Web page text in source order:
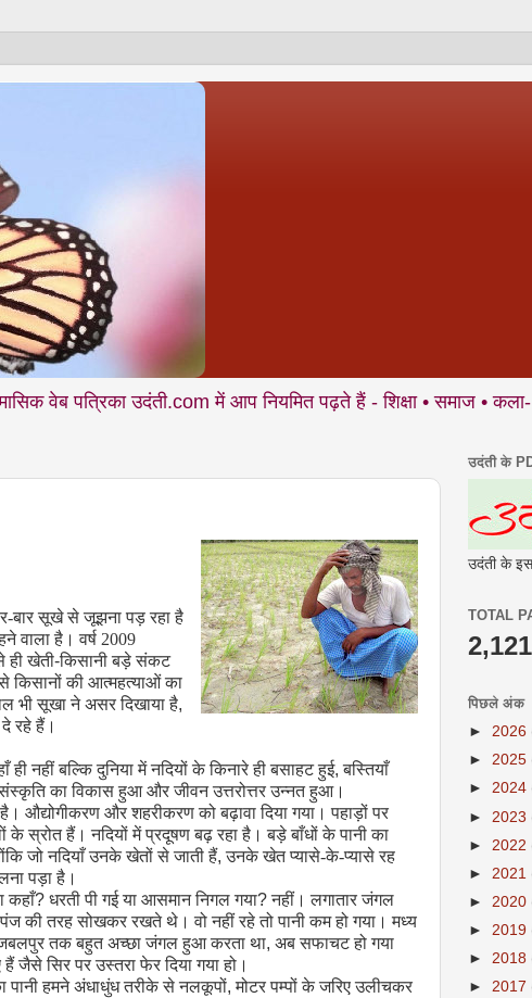
उदंती.com में आप नियमित पढ़ते हैं - शिक्षा • समाज • कला- संस्कृति
बार सूखे से जूझना पड़ रहा है
वाला है। वर्ष 2009
ही खेती-किसानी बड़े संकट
किसानों की आत्महत्याओं का
भी सूखा ने असर दिखाया है,
रहे हैं।
ही नहीं बल्कि दुनिया में नदियों के किनारे ही बसाहट हुई,बस्तियाँ
का विकास हुआ और जीवन उत्तरोत्तर उन्नत हुआ।
है। औद्योगीकरण और शहरीकरण को बढ़ावा दिया गया। पहाड़ों पर
के स्रोत हैं। नदियों में प्रदूषण बढ़ रहा है। बड़े बाँधों के पानी का
जो नदियाँ उनके खेतों से जाती हैं,उनके खेत प्यासे-के-प्यासे रह
पड़ा है।
कहाँ? धरती पी गई या आसमान निगल गया?नहीं। लगातार जंगल
की तरह सोखकर रखते थे। वो नहीं रहे तो पानी कम हो गया। मध्य
तक बहुत अच्छा जंगल हुआ करता था, अब सफाचट हो गया
जैसे सिर पर उस्तरा फेर दिया गया हो।
पानी हमने अंधाधुंध तरीके से नलकूपों,मोटर पम्पों के जरिए उलीचकर
उदंती के
उदंती के इस
TOTAL
पिछले अंक
► 2026
► 2025
► 2024
► 2023
► 2022
► 2021
► 2020
► 2019
► 2018
► 2017